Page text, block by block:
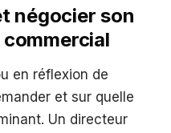
négocier son
en réflexion de
et sur quelle
Un directeur